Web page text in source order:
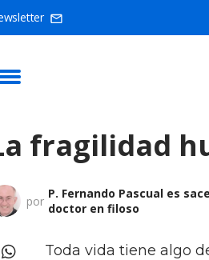
fragilidad
por P. Fernando Pascual es
doctor en filoso
Toda vida tiene algo